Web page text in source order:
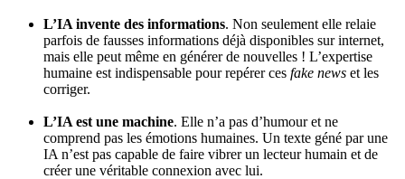
L’IA invente des informations. Non seulement elle relaie
parfois de fausses informations déjà disponibles sur internet,
mais elle peut même en générer de nouvelles ! L’expertise
humaine est indispensable pour repérer ces fake news et les
corriger.
L’IA est une machine. Elle n’a pas d’humour et ne
comprend pas les émotions humaines. Un texte géné par une
IA n’est pas capable de faire vibrer un lecteur humain et de
créer une véritable connexion avec lui.